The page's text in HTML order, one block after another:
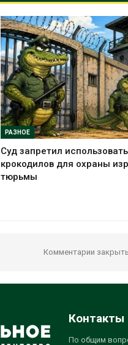
РАЗНОЕ
Суд запретил использовать
крокодилов для охраны
тюрьмы
Комментарии
Контакты
По общим